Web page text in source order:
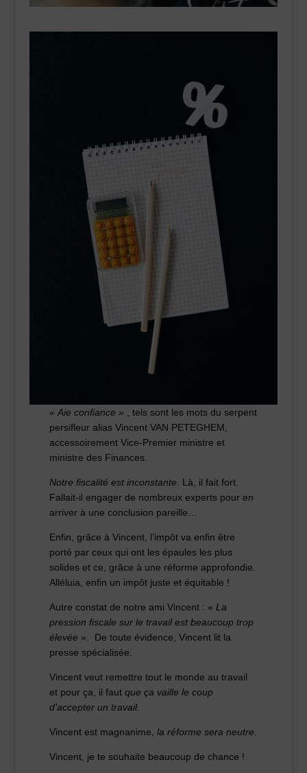
« Aie confiance » , tels sont les mots du serpent
persifleur alias Vincent VAN PETEGHEM,
accessoirement Vice-Premier ministre et
ministre des Finances.
Notre fiscalité est inconstante . Là, il fait fort.
Fallait-il engager de nombreux experts pour en
arriver à une conclusion pareille…
Enfin, grâce à Vincent, l’impôt va enfin être
porté par ceux qui ont les épaules les plus
solides et ce, grâce à une réforme approfondie.
Alléluia, enfin un impôt juste et équitable !
Autre constat de notre ami Vincent : « La
pression fiscale sur le travail est beaucoup trop
élevée ». De toute évidence, Vincent lit la
presse spécialisée.
Vincent veut remettre tout le monde au travail
et pour ça, il faut que ça vaille le coup
d’accepter un travail.
Vincent est magnanime, la réforme sera neutre
Vincent, je te souhaite beaucoup de chance !